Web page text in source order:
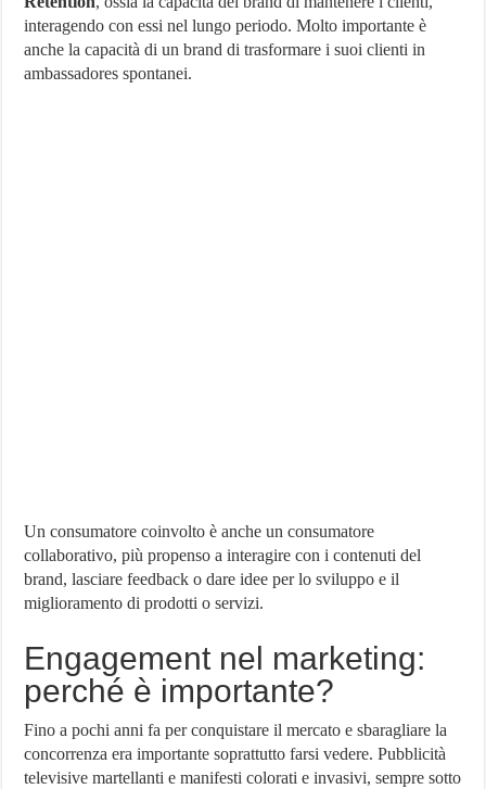
interagendo con essi nel lungo periodo. Molto importante è
anche la capacità di un brand di trasformare i suoi clienti in
ambassadores spontanei.
Un consumatore coinvolto è anche un consumatore
collaborativo, più propenso a interagire con i contenuti del
brand, lasciare feedback o dare idee per lo sviluppo e il
miglioramento di prodotti o servizi.
Engagement nel marketing:
perché è importante?
Fino a pochi anni fa per conquistare il mercato e sbaragliare la
concorrenza era importante soprattutto farsi vedere. Pubblicità
televisive martellanti e manifesti colorati e invasivi, sempre sotto